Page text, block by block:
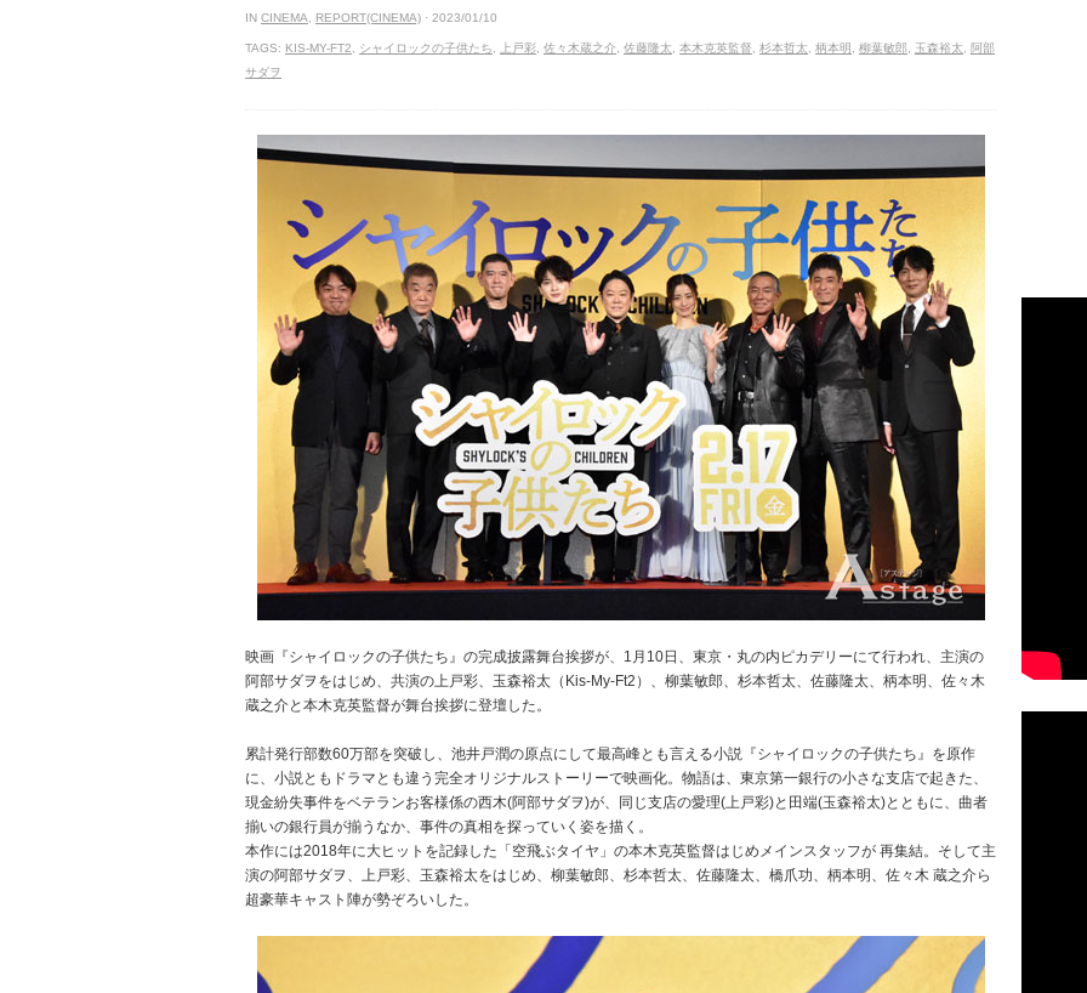
IN CINEMA REPORT(CINEMA) · 2023/01/10
TAGS: KIS-MY-FT2 シャイロックの子供たち 上戸彩 佐々木蔵之介 佐藤隆太 本木克英監督 杉本哲太 柄本明 柳葉敏郎 玉森裕太
阿部
サダヲ
映画『シャイロックの子供たち』の完成披露舞台挨拶が、1月10日、東京・丸の内ピカデリーにて行われ、主演の
阿部サダヲをはじめ、共演の上戸彩、玉森裕太（Kis-My-Ft2）、柳葉敏郎、杉本哲太、佐藤隆太、柄本明、佐々木
蔵之介と本木克英監督が舞台挨拶に登壇した。
累計発行部数60万部を突破し、池井戸潤の原点にして最高峰とも言える小説『シャイロックの子供たち』を原作
に、小説ともドラマとも違う完全オリジナルストーリーで映画化。物語は、東京第一銀行の小さな支店で起きた、
現金紛失事件をベテランお客様係の西木(阿部サダヲ)が、同じ支店の愛理(上戸彩)と田端(玉森裕太)とともに、曲者
揃いの銀行員が揃うなか、事件の真相を探っていく姿を描く。
本作には2018年に大ヒットを記録した「空飛ぶタイヤ」の本木克英監督はじめメインスタッフが 再集結。そして主
演の阿部サダヲ、上戸彩、玉森裕太をはじめ、柳葉敏郎、杉本哲太、佐藤隆太、橋爪功、柄本明、佐々木 蔵之介ら
超豪華キャスト陣が勢ぞろいした。